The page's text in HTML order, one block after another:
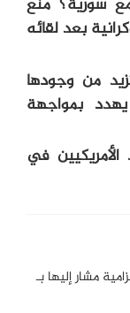
بعد لقائه
من وجودها
بمواجهة
الأمريكيين في
مشار إليها بـ